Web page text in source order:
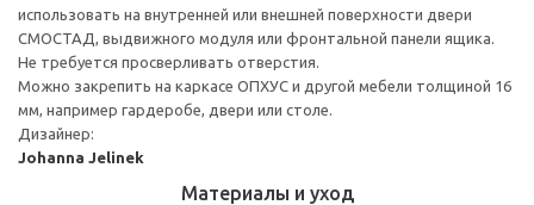
использовать на внутренней или внешней поверхности двери
СМОСТАД, выдвижного модуля или фронтальной панели ящика.
Не требуется просверливать отверстия.
Можно закрепить на каркасе ОПХУС и другой мебели толщиной 16
мм, например гардеробе, двери или столе.
Дизайнер:
Johanna Jelinek
Материалы и уход